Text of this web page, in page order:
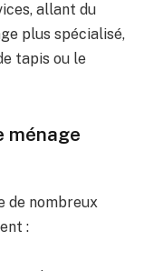
allant du
plus spécialisé,
tapis ou le
ménage
de nombreux
: